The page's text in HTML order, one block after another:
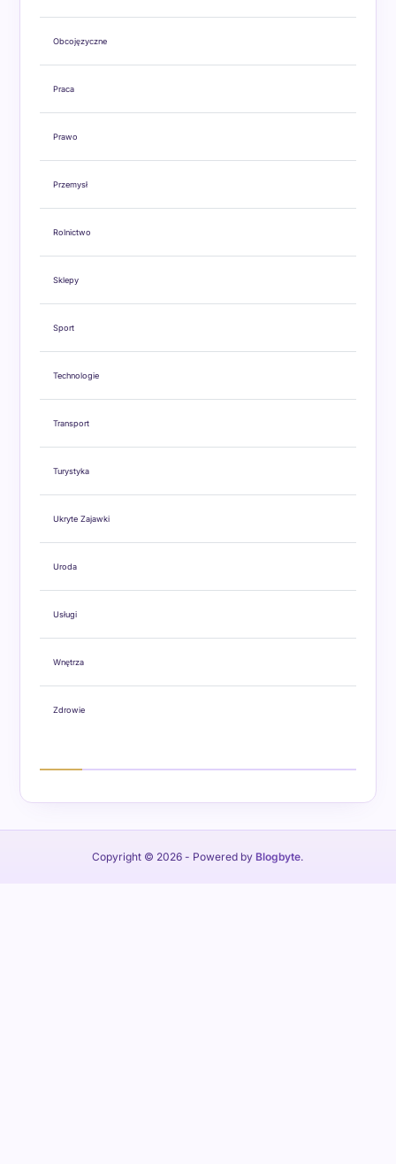
Obcojęzyczne
Praca
Prawo
Przemysł
Rolnictwo
Sklepy
Sport
Technologie
Transport
Turystyka
Ukryte Zajawki
Uroda
Usługi
Wnętrza
Zdrowie
Copyright © 2026 - Powered by Blogbyte.